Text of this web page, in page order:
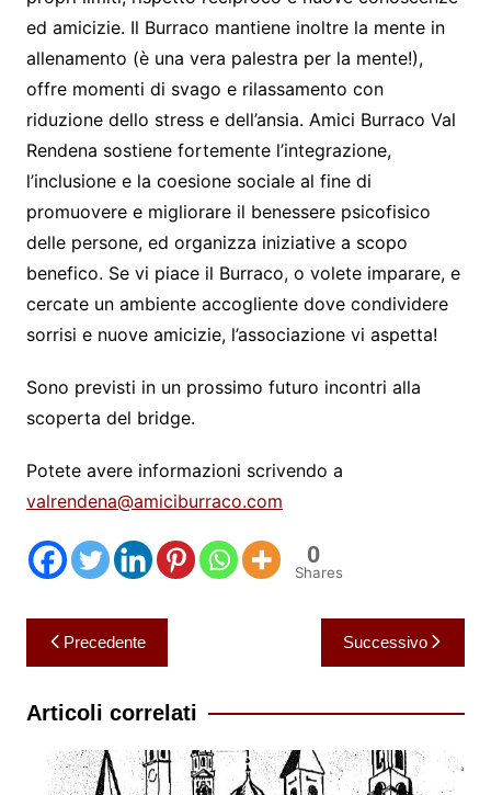
ed amicizie. Il Burraco mantiene inoltre la mente in
allenamento (è una vera palestra per la mente!),
offre momenti di svago e rilassamento con
riduzione dello stress e dell’ansia. Amici Burraco Val
Rendena sostiene fortemente l’integrazione,
l’inclusione e la coesione sociale al fine di
promuovere e migliorare il benessere psicofisico
delle persone, ed organizza iniziative a scopo
benefico. Se vi piace il Burraco, o volete imparare, e
cercate un ambiente accogliente dove condividere
sorrisi e nuove amicizie, l’associazione vi aspetta!
Sono previsti in un prossimo futuro incontri alla
scoperta del bridge.
Potete avere informazioni scrivendo a
valrendena@amiciburraco.com
0
Shares
Navigazione
articoli
Precedente Successivo
Articoli correlati